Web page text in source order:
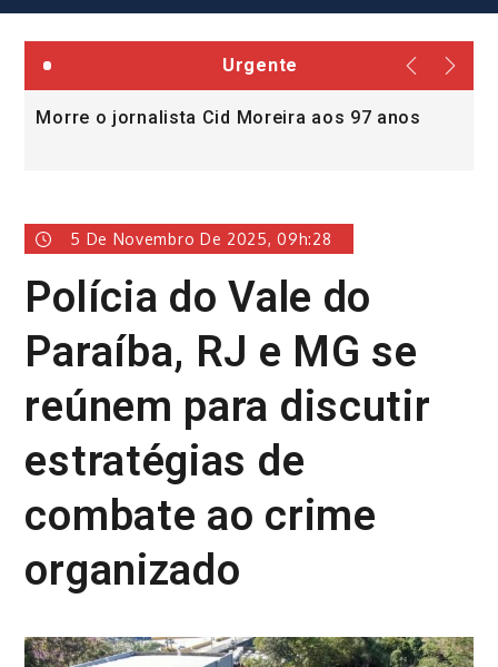
Urgente
Morre o jornalista Cid Moreira aos 97 anos
5 De Novembro De 2025, 09h:28
Polícia do Vale do
Paraíba, RJ e MG se
reúnem para discutir
estratégias de
combate ao crime
organizado